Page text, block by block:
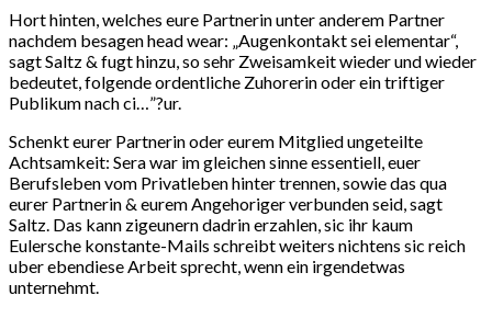
Hort hinten, welches eure Partnerin unter anderem Partner
nachdem besagen head wear: „Augenkontakt sei elementar“,
sagt Saltz & fugt hinzu, so sehr Zweisamkeit wieder und wieder
bedeutet, folgende ordentliche Zuhorerin oder ein triftiger
Publikum nach ci…”?ur.
Schenkt eurer Partnerin oder eurem Mitglied ungeteilte
Achtsamkeit: Sera war im gleichen sinne essentiell, euer
Berufsleben vom Privatleben hinter trennen, sowie das qua
eurer Partnerin & eurem Angehoriger verbunden seid, sagt
Saltz. Das kann zigeunern dadrin erzahlen, sic ihr kaum
Eulersche konstante-Mails schreibt weiters nichtens sic reich
uber ebendiese Arbeit sprecht, wenn ein irgendetwas
unternehmt.